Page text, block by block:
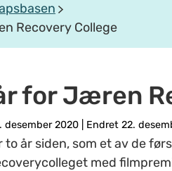
Recovery College
for Jæren
desember 2020 Endret 22.
år siden, som et av de
med